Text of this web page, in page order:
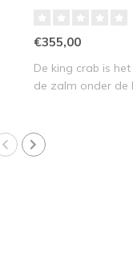
€355,00
De king crab is
de zalm onder de